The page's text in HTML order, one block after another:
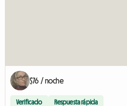
$76 / noche
Verificado Respuesta rápida